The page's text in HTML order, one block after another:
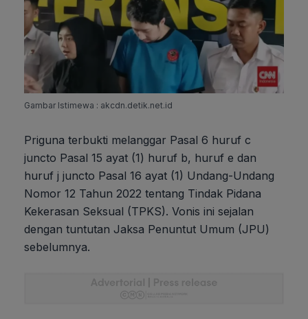
Gambar Istimewa : akcdn.detik.net.id
Priguna terbukti melanggar Pasal 6 huruf c
juncto Pasal 15 ayat (1) huruf b, huruf e dan
huruf j juncto Pasal 16 ayat (1) Undang-Undang
Nomor 12 Tahun 2022 tentang Tindak Pidana
Kekerasan Seksual (TPKS). Vonis ini sejalan
dengan tuntutan Jaksa Penuntut Umum (JPU)
sebelumnya.